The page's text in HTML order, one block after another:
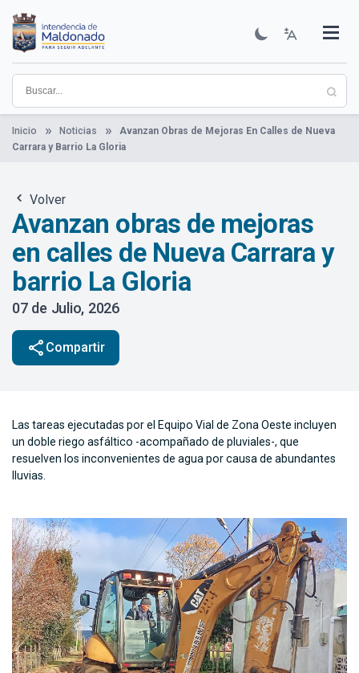
contenido
principal
Institucional
Municipios
Descubre Maldonado
Comunicación
Servicios
Guía De Trámites
Ver Noticias
Inicio Noticias
Avanzan Obras de Mejoras En Calles de Nueva
Carrara y Barrio La Gloria
Volver
Avanzan obras de mejoras
en calles de Nueva Carrara y
barrio La Gloria
07 de Julio, 2026
share Compartir
Las tareas ejecutadas por el Equipo Vial de Zona Oeste incluyen
un doble riego asfáltico -acompañado de pluviales-, que
resuelven los inconvenientes de agua por causa de abundantes
lluvias.